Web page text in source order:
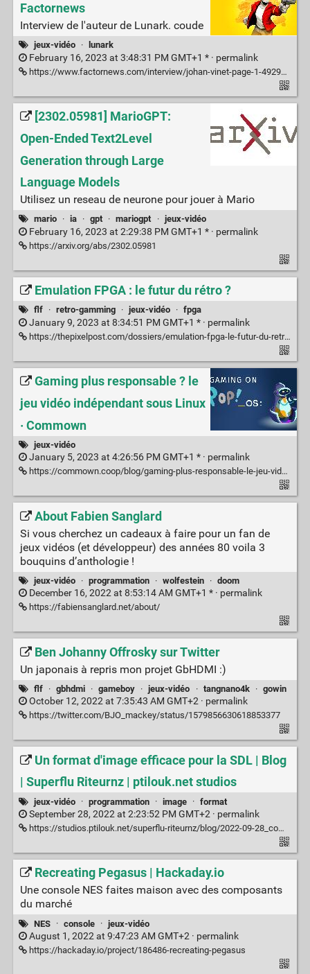
Factornews
Interview de l'auteur de Lunark. coude
jeux-vidéo · lunark
February 16, 2023 at 3:48:31 PM GMT+1 * · permalink
https://www.factornews.com/interview/johan-vinet-page-1-49291.html
[2302.05981] MarioGPT:
Open-Ended Text2Level
Generation through Large
Language Models
Utilisez un reseau de neurone pour jouer à Mario
mario · ia · gpt · mariogpt · jeux-vidéo
February 16, 2023 at 2:29:38 PM GMT+1 * · permalink
https://arxiv.org/abs/2302.05981
Emulation FPGA : le futur du rétro ?
flf · retro-gamming · jeux-vidéo · fpga
January 9, 2023 at 8:34:51 PM GMT+1 * · permalink
https://thepixelpost.com/dossiers/emulation-fpga-le-futur-du-retro/
Gaming plus responsable ? le
jeu vidéo indépendant sous Linux
· Commown
jeux-vidéo
January 5, 2023 at 4:26:56 PM GMT+1 * · permalink
https://commown.coop/blog/gaming-plus-responsable-le-jeu-vid%C3%A9o-ind%C3%A9pendant-sous-linux/
About Fabien Sanglard
Si vous cherchez un cadeaux à faire pour un fan de
jeux vidéos (et développeur) des années 80 voila 3
bouquins d’anthologie !
jeux-vidéo · programmation · wolfestein · doom
December 16, 2022 at 8:53:14 AM GMT+1 * · permalink
https://fabiensanglard.net/about/
Ben Johanny Offrosky sur Twitter
Un japonais à repris mon projet GbHDMI :)
flf · gbhdmi · gameboy · jeux-vidéo · tangnano4k · gowin
October 12, 2022 at 7:35:43 AM GMT+2 · permalink
https://twitter.com/BJO_mackey/status/1579856630618853377
Un format d'image efficace pour la SDL | Blog
| Superflu Riteurnz | ptilouk.net studios
jeux-vidéo · programmation · image · format
September 28, 2022 at 2:23:52 PM GMT+2 · permalink
https://studios.ptilouk.net/superflu-riteurnz/blog/2022-09-28_compression.html
Recreating Pegasus | Hackaday.io
Une console NES faites maison avec des composants
du marché
NES · console · jeux-vidéo
August 1, 2022 at 9:47:23 AM GMT+2 · permalink
https://hackaday.io/project/186486-recreating-pegasus